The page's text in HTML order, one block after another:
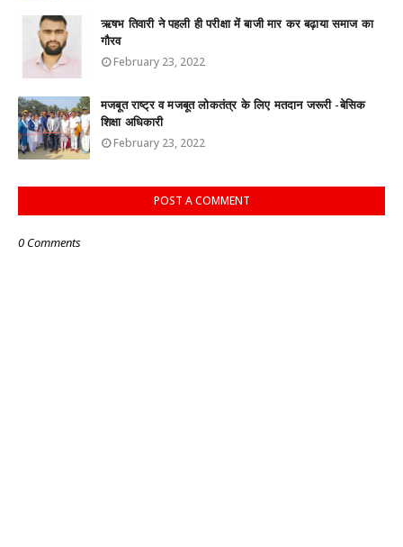
ऋषभ तिवारी ने पहली ही परीक्षा में बाजी मार कर बढ़ाया समाज का
गौरव
February 23, 2022
मजबूत राष्ट्र व मजबूत लोकतंत्र के लिए मतदान जरूरी -बेसिक
शिक्षा अधिकारी
February 23, 2022
POST A COMMENT
0 Comments